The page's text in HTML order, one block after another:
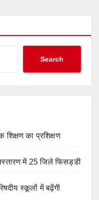
Search
का प्रशिक्षण
में 25 जिले फिसड्डी
स्कूलों में बढ़ेंगी